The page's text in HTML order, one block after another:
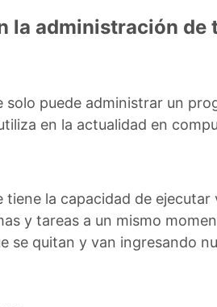
la administración de
puede administrar un
en la actualidad en
la capacidad de
y tareas a un mismo
se quitan y van ingresando